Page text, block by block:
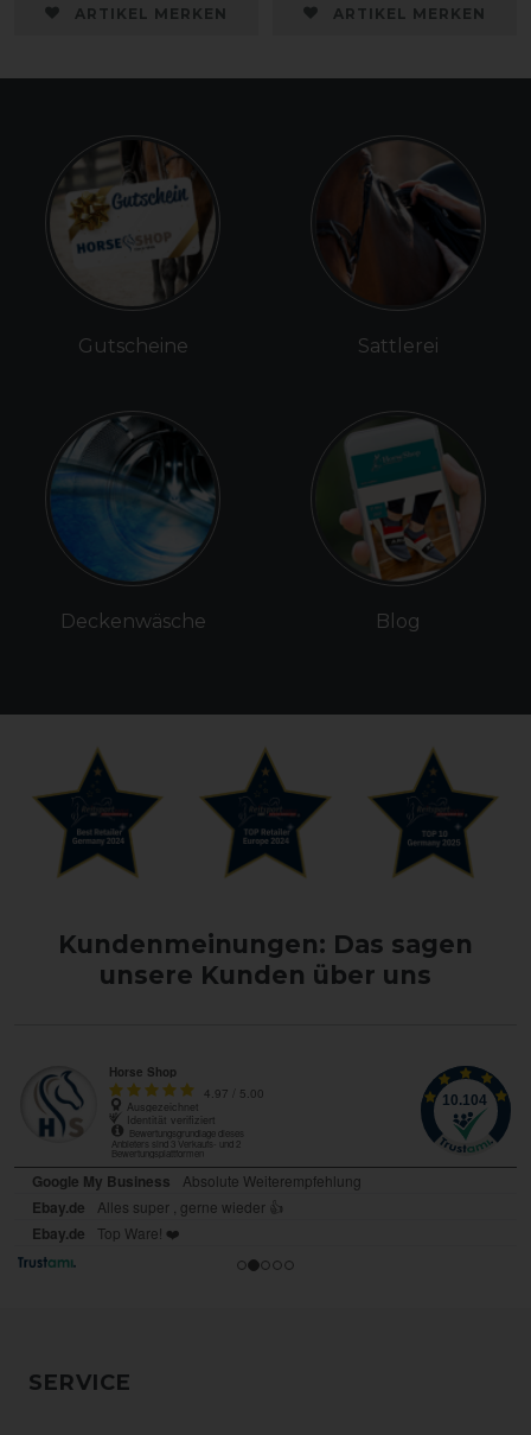
ARTIKEL MERKEN ARTIKEL MERKEN
Gutscheine
Deckenwäsche
Sattlerei
Blog
Kundenmeinungen: Das sagen
unsere Kunden über uns
SERVICE